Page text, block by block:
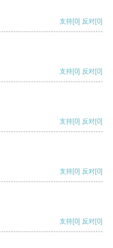
支持[0] 反对[0]
支持[0] 反对[0]
支持[0] 反对[0]
支持[0] 反对[0]
支持[0] 反对[0]